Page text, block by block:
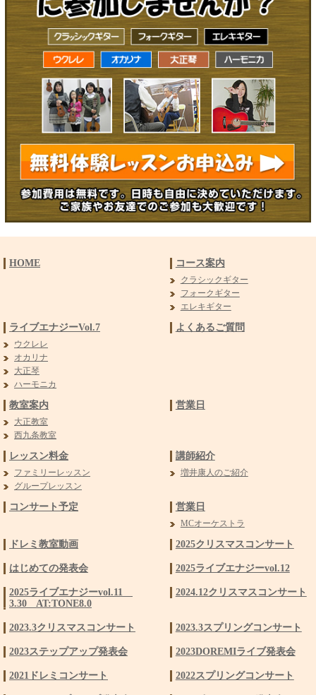
HOME コース案内
クラシックギター
フォークギター
エレキギター
ライブエナジーVol.7
ウクレレ
オカリナ
大正琴
ハーモニカ
よくあるご質問
教室案内
大正教室
西九条教室
営業日
レッスン料金
ファミリーレッスン
グループレッスン
講師紹介
増井康人のご紹介
コンサート予定 営業日
MCオーケストラ
ドレミ教室動画 2025クリスマスコンサート
はじめての発表会 2025ライブエナジーvol.12
2025ライブエナジーvol.11
3.30 AT:TONE8.0
2024.12クリスマスコンサート
2023.3クリスマスコンサート 2023.3スプリングコンサート
2023ステップアップ発表会 2023DOREMIライブ発表会
2021ドレミコンサート 2022スプリングコンサート